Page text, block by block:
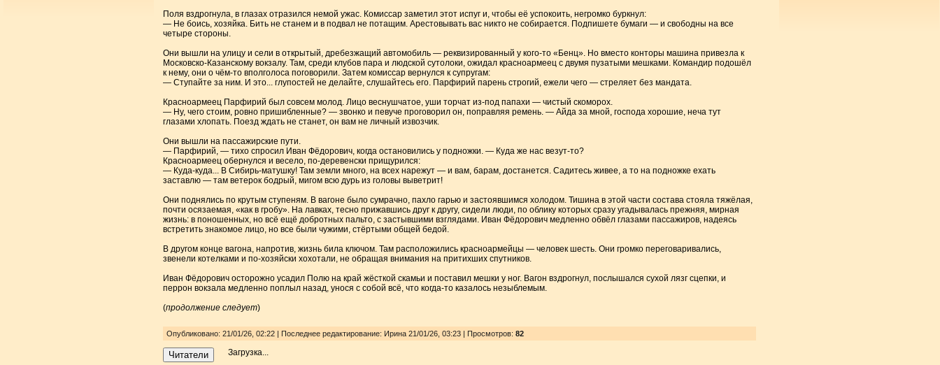
​Поля вздрогнула, в глазах отразился немой ужас. Комиссар заметил этот испуг и, чтобы её успокоить, негромко буркнул:
— Не боись, хозяйка. Бить не станем и в подвал не потащим. Арестовывать вас никто не собирается. Подпишете бумаги — и свободны на все
четыре стороны.
​Они вышли на улицу и сели в открытый, дребезжащий автомобиль — реквизированный у кого-то «Бенц». Но вместо конторы машина привезла к
Московско-Казанскому вокзалу. Там, среди клубов пара и людской сутолоки, ожидал красноармеец с двумя пузатыми мешками. Командир подошёл
к нему, они о чём-то вполголоса поговорили. Затем комиссар вернулся к супругам:
— Ступайте за ним. И это... глупостей не делайте, слушайтесь его. Парфирий парень строгий, ежели чего — стреляет без мандата.
​Красноармеец Парфирий был совсем молод. Лицо веснушчатое, уши торчат из-под папахи — чистый скоморох.
— Ну, чего стоим, ровно пришибленные? — звонко и певуче проговорил он, поправляя ремень. — Айда за мной, господа хорошие, неча тут
глазами хлопать. Поезд ждать не станет, он вам не личный извозчик.
​Они вышли на пассажирские пути.
— Парфирий, — тихо спросил Иван Фёдорович, когда остановились у подножки. — Куда же нас везут-то?
Красноармеец обернулся и весело, по-деревенски прищурился:
— Куда-куда... В Сибирь-матушку! Там земли много, на всех нарежут — и вам, барам, достанется. Садитесь живее, а то на подножке ехать
заставлю — там ветерок бодрый, мигом всю дурь из головы выветрит!
​Они поднялись по крутым ступеням. В вагоне было сумрачно, пахло гарью и застоявшимся холодом. Тишина в этой части состава стояла тяжёлая,
почти осязаемая, «как в гробу». На лавках, тесно прижавшись друг к другу, сидели люди, по облику которых сразу угадывалась прежняя, мирная
жизнь: в поношенных, но всё ещё добротных пальто, с застывшими взглядами. Иван Фёдорович медленно обвёл глазами пассажиров, надеясь
встретить знакомое лицо, но все были чужими, стёртыми общей бедой.
​В другом конце вагона, напротив, жизнь била ключом. Там расположились красноармейцы — человек шесть. Они громко переговаривались,
звенели котелками и по-хозяйски хохотали, не обращая внимания на притихших спутников.
​Иван Фёдорович осторожно усадил Полю на край жёсткой скамьи и поставил мешки у ног. Вагон вздрогнул, послышался сухой лязг сцепки, и
перрон вокзала медленно поплыл назад, унося с собой всё, что когда-то казалось незыблемым.
(продолжение следует)
Опубликовано: 21/01/26, 02:22 | Последнее редактирование: Ирина 21/01/26, 03:23 | Просмотров: 82
Читатели
Загрузка...